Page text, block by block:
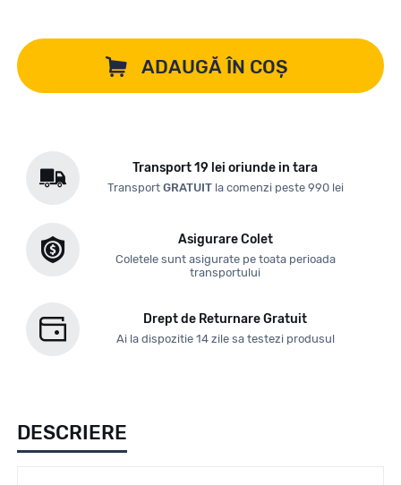
ADAUGĂ ÎN COȘ
Transport 19 lei oriunde in tara
Transport GRATUITla comenzi peste 990 lei
Asigurare Colet
Coletele sunt asigurate pe toata perioada
transportului
Drept de Returnare Gratuit
Ai la dispozitie 14 zile sa testezi produsul
DESCRIERE